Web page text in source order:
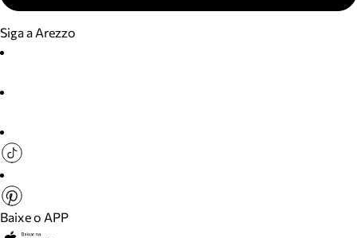
Siga a Arezzo
Baixe o APP